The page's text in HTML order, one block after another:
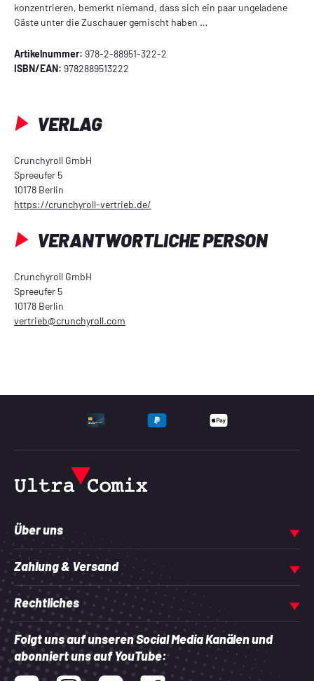
konzentrieren, bemerkt niemand, dass sich ein paar ungeladene
Gäste unter die Zuschauer gemischt haben …
Artikelnummer: 978-2-88951-322-2
ISBN/EAN: 9782889513222
VERLAG
Crunchyroll GmbH
Spreeufer 5
10178 Berlin
https://crunchyroll-vertrieb.de/
VERANTWORTLICHE PERSON
Crunchyroll GmbH
Spreeufer 5
10178 Berlin
vertrieb@crunchyroll.com
UNTERSTÜTZTE
Über uns
Zahlung & Versand
Rechtliches
Folgt uns auf unseren Social Media Kanälen und
abonniert uns auf YouTube: